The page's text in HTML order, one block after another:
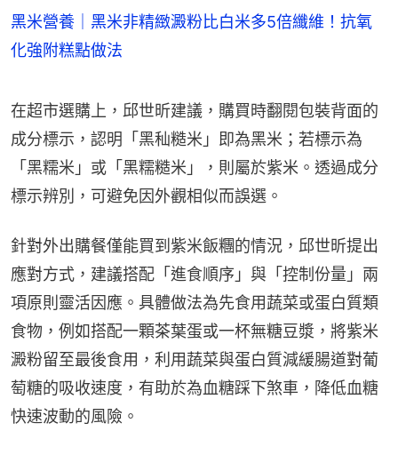
黑米營養｜黑米非精緻澱粉比白米多5倍纖維！抗氧
化強附糕點做法
在超市選購上，邱世昕建議，購買時翻閱包裝背面的
成分標示，認明「黑秈糙米」即為黑米；若標示為
「黑糯米」或「黑糯糙米」，則屬於紫米。透過成分
標示辨別，可避免因外觀相似而誤選。
針對外出購餐僅能買到紫米飯糰的情況，邱世昕提出
應對方式，建議搭配「進食順序」與「控制份量」兩
項原則靈活因應。具體做法為先食用蔬菜或蛋白質類
食物，例如搭配一顆茶葉蛋或一杯無糖豆漿，將紫米
澱粉留至最後食用，利用蔬菜與蛋白質減緩腸道對葡
萄糖的吸收速度，有助於為血糖踩下煞車，降低血糖
快速波動的風險。